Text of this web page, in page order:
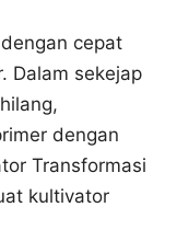
cepat
Dalam sekejap
dengan
Transformasi
kultivator